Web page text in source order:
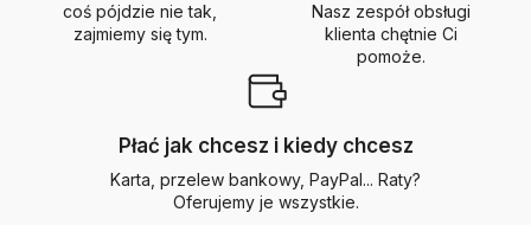
coś pójdzie nie tak,
zajmiemy się tym.
Nasz zespół obsługi
klienta chętnie Ci
pomoże.
Płać jak chcesz i kiedy chcesz
Karta, przelew bankowy, PayPal... Raty?
Oferujemy je wszystkie.